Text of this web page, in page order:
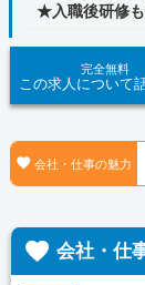
★入職後研修
完全無料
この求人について
 会社・仕事の魅力
 会社・仕